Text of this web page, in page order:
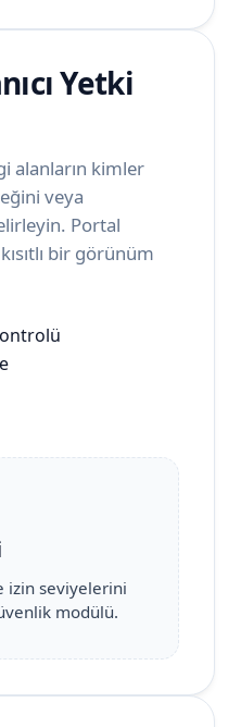
Yetki
alanların kimler
veya
Portal
bir görünüm
izin seviyelerini
modülü.